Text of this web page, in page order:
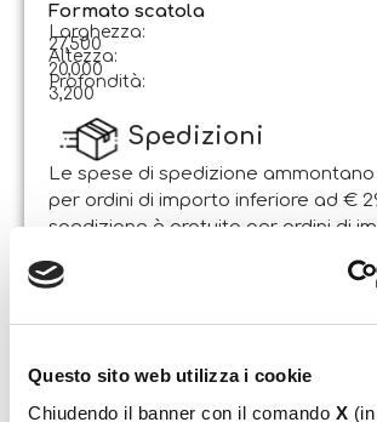
Questo sito web utilizza i cookie
Chiudendo il banner con il comando X
Formato scatola
Larghezza:
27,500
Altezza:
20,000
Profondità:
3,200
Spedizioni
Le spese di spedizione ammontano
per ordini di importo inferiore ad €
spedizione è gratuita per ordini di
dalla data di ricezione dell’ordine.
Resi